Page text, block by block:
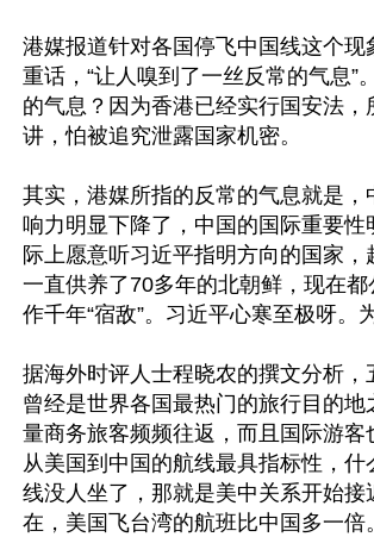
港媒报道针对各国停飞中国线这个现
重话，“让人嗅到了一丝反常的气息”
的气息？因为香港已经实行国安法，
讲，怕被追究泄露国家机密。
其实，港媒所指的反常的气息就是，
响力明显下降了，中国的国际重要性
际上愿意听习近平指明方向的国家，
一直供养了70多年的北朝鲜，现在都
作千年“宿敌”。习近平心寒至极呀。
据海外时评人士程晓农的撰文分析，
曾经是世界各国最热门的旅行目的地
量商务旅客频频往返，而且国际游客
从美国到中国的航线最具指标性，什
线没人坐了，那就是美中关系开始接
在，美国飞台湾的航班比中国多一倍。